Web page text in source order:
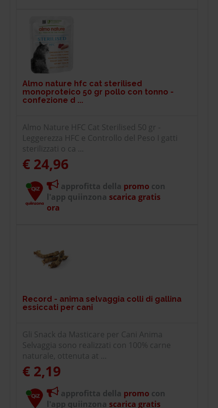
Almo nature hfc cat sterilised
monoproteico 50 gr pollo con tonno -
confezione d ...
Almo Nature HFC Cat Sterilised 50 gr -
Leggerezza HFC e Controllo del Peso I gatti
sterilizzati o ca ...
€ 24,96
approfitta della promo con
l'app quiinzona scarica gratis
ora
Record - anima selvaggia colli di gallina
essiccati per cani
Gli Snack da Masticare per Cani Anima
Selvaggia sono realizzati con 100% carne
naturale, ottenuta at ...
€ 2,19
approfitta della promo con
l'app quiinzona scarica gratis